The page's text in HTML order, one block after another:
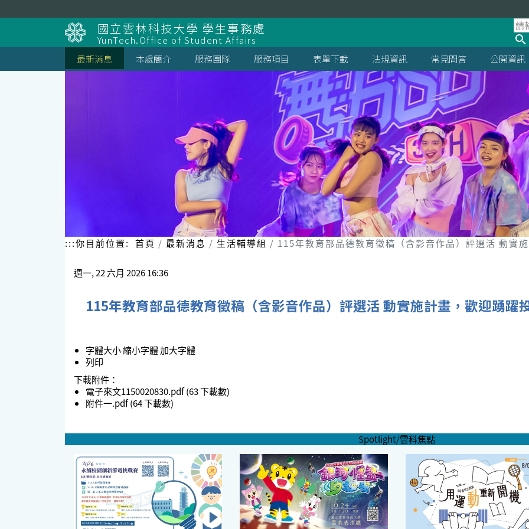
到
主
要
內
容
國立雲林科技大學 學生事務處
YunTech.Office of Student Affairs
最新消息
本處簡介 服務團隊 服務項目 表單下載 法規資訊 常見問答 公開資訊
:::你目前位置: 首頁 最新消息 生活輔導組 115年教育部品德教育徵稿（含影音作品）評選活 動實
週一, 22 六月 2026 16:36
115年教育部品德教育徵稿（含影音作品）評選活 動實施計畫，歡迎踴躍
字體大小縮小字體加大字體
列印
下載附件：
電子來文1150020830.pdf (63 下載數)
附件一.pdf (64 下載數)
Spotlight/雲科焦點